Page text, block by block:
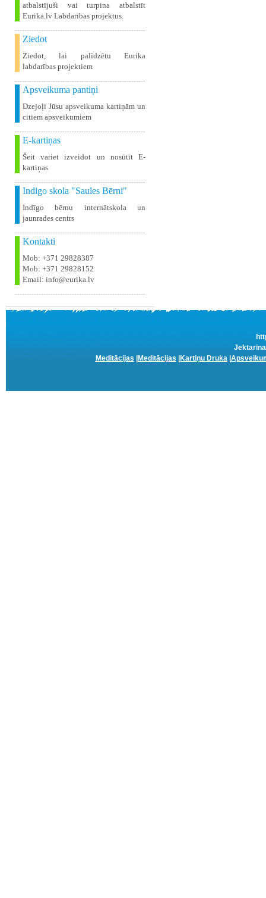
atbalstījuši vai turpina atbalstīt
Eurika.lv Labdarības projektus.
Ziedot
Ziedot, lai palīdzētu Eurika
labdarības projektiem
Apsveikuma pantiņi
Dzejoļi Jūsu apsveikuma kartiņām un
citiem apsveikumiem
E-kartiņas
Šeit variet izveidot un nosūtīt E-
kartiņas
Indigo skola "Saules Bērni"
Indīgo bērnu internātskola un
jaunrades centrs
Kontakti
Mob: +371 29828387
Mob: +371 29828152
Email: info@eurika.lv
Meditācijas
Meditācijas Kartiņu Druka|